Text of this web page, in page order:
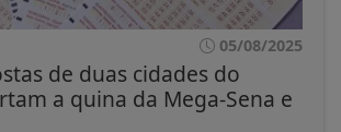
05/08/2025
de duas cidades do
a quina da Mega-Sena e